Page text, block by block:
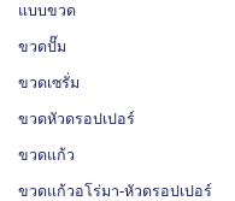
แบบขวด
ขวดปั๊ม
ขวดเซรั่ม
ขวดหัวดรอปเปอร์
ขวดแก้ว
ขวดแก้วอโร่มา-หัวดรอปเปอร์